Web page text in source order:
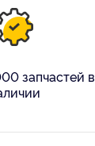
запчастей в